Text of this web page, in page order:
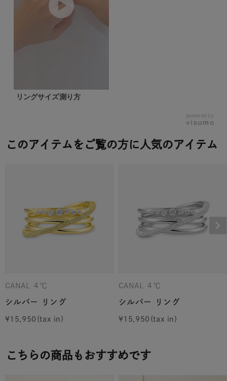
リングサイズ測り方
powered by
このアイテムをご覧の方に人気のアイテム
CANAL ４℃
シルバー リング
¥15,950
CANAL ４℃
シルバー リング
¥15,950
こちらの商品もおすすめです